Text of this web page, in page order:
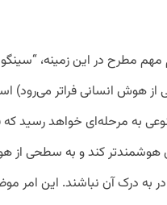
مطرح در این زمینه،
هوش انسانی فراتر می‌رود)
به مرحله‌ای خواهد رسید که
هوشمندتر کند و به سطحی از
به درک آن نباشند. این امر